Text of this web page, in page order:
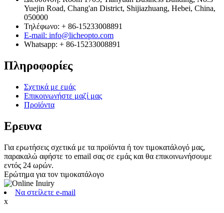
Yuejin Road, Chang'an District, Shijiazhuang, Hebei, China,
050000
Τηλέφωνο: + 86-15233008891
E-mail: info@licheopto.com
Whatsapp: + 86-15233008891
Πληροφορίες
Σχετικά με εμάς
Επικοινωνήστε μαζί μας
Προϊόντα
Ερευνα
Για ερωτήσεις σχετικά με τα προϊόντα ή τον τιμοκατάλογό μας,
παρακαλώ αφήστε το email σας σε εμάς και θα επικοινωνήσουμε
εντός 24 ωρών.
Ερώτημα για τον τιμοκατάλογο
Να στείλετε e-mail
x